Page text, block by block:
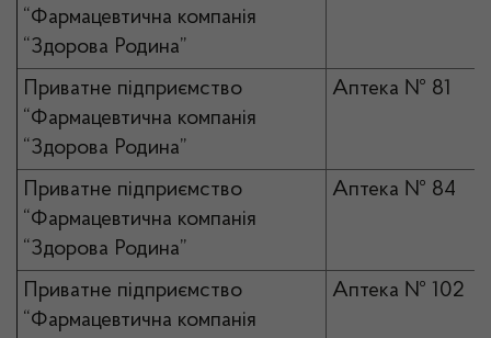
“Фармацевтична компанія
“Здорова Родина”
Приватне підприємство
“Фармацевтична компанія
“Здорова Родина”
Аптека № 81
Приватне підприємство
“Фармацевтична компанія
“Здорова Родина”
Аптека № 84
Приватне підприємство
“Фармацевтична компанія
Аптека № 102